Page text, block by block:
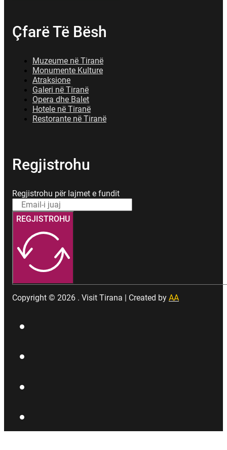
Çfarë Të Bësh
Muzeume në Tiranë
Monumente Kulture
Atraksione
Galeri në Tiranë
Opera dhe Balet
Hotele në Tiranë
Restorante në Tiranë
Regjistrohu
Regjistrohu për lajmet e fundit
REGJISTROHU
Copyright © 2026 . Visit Tirana | Created by AA